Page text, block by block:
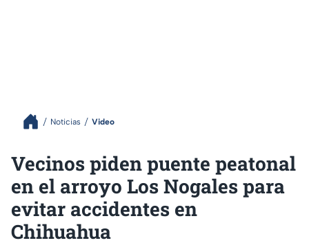
Noticias Video
Vecinos piden puente peatonal
en el arroyo Los Nogales para
evitar accidentes en
Chihuahua